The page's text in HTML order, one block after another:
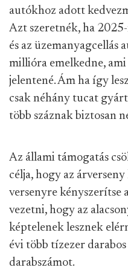
autókhoz adott
Azt szeretnék, ha
és az üzemanyagcellás
millióra emelkedne, ami
jelentené. Ám ha így
csak néhány tucat
több száznak biztosan
Az állami támogatás
célja, hogy az
versenyre kényszerítse
vezetni, hogy az
képtelenek lesznek
évi több tízezer
darabszámot.